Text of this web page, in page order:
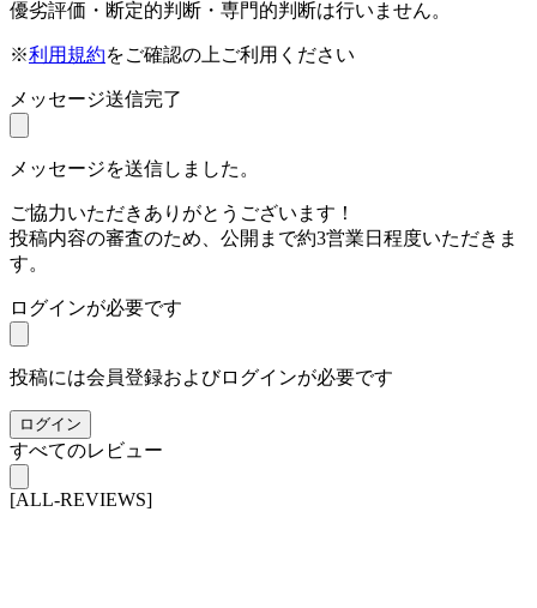
優劣評価・断定的判断・専門的判断は行いません。
※利用規約をご確認の上ご利用ください
メッセージ送信完了
メッセージを送信しました。
ご協力いただきありがとうございます！
投稿内容の審査のため、公開まで約3営業日程度いただきま
す。
ログインが必要です
投稿には会員登録およびログインが必要です
ログイン
すべてのレビュー
[ALL-REVIEWS]